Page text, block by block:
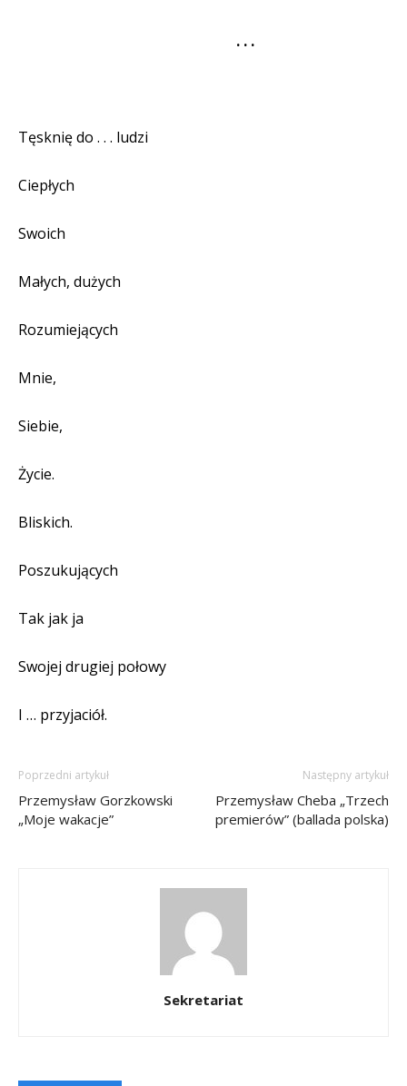
. . .
Tęsknię do . . . ludzi
Ciepłych
Swoich
Małych, dużych
Rozumiejących
Mnie,
Siebie,
Życie.
Bliskich.
Poszukujących
Tak jak ja
Swojej drugiej połowy
I … przyjaciół.
Poprzedni artykuł
Przemysław Gorzkowski
„Moje wakacje”
Następny artykuł
Przemysław Cheba „Trzech
premierów” (ballada polska)
Sekretariat